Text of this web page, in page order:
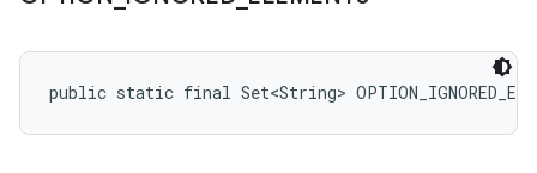
public static final Set<String>